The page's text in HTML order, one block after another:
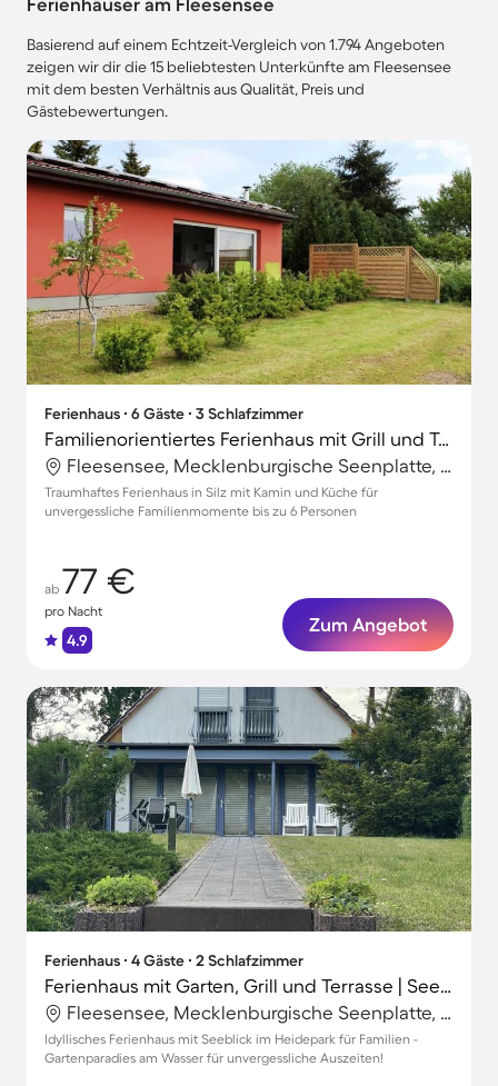
Basierend auf einem Echtzeit-Vergleich von 1.794 Angeboten
zeigen wir dir die 15 beliebtesten Unterkünfte am Fleesensee
mit dem besten Verhältnis aus Qualität, Preis und
Gästebewertungen.
Ferienhaus ∙ 6 Gäste ∙ 3 Schlafzimmer
Familienorientiertes Ferienhaus mit Grill und Terrasse | Naturblick
Fleesensee, Mecklenburgische Seenplatte, Deutschland
Traumhaftes Ferienhaus in Silz mit Kamin und Küche für
unvergessliche Familienmomente bis zu 6 Personen
ab 77 €
pro Nacht
4.9
Zum Angebot
Ferienhaus ∙ 4 Gäste ∙ 2 Schlafzimmer
Ferienhaus mit Garten, Grill und Terrasse | Seeblick
Fleesensee, Mecklenburgische Seenplatte, Deutschland
Idyllisches Ferienhaus mit Seeblick im Heidepark für Familien -
Gartenparadies am Wasser für unvergessliche Auszeiten!